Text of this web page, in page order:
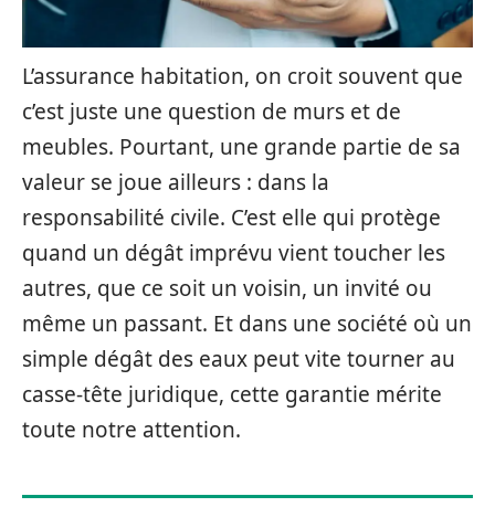
L’assurance habitation, on croit souvent que
c’est juste une question de murs et de
meubles. Pourtant, une grande partie de sa
valeur se joue ailleurs : dans la
responsabilité civile. C’est elle qui protège
quand un dégât imprévu vient toucher les
autres, que ce soit un voisin, un invité ou
même un passant. Et dans une société où un
simple dégât des eaux peut vite tourner au
casse-tête juridique, cette garantie mérite
toute notre attention.